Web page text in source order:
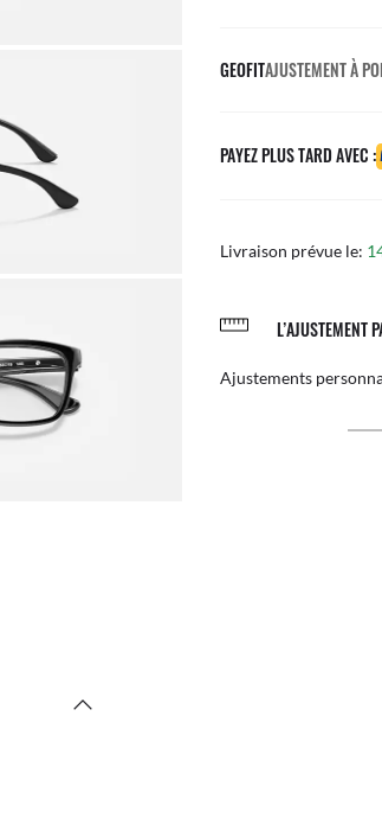
GEOFITAJUSTEMENT À
PAYEZ PLUS TARD AVEC :
Livraison prévue le:
SERVICE
Bénéficiez de